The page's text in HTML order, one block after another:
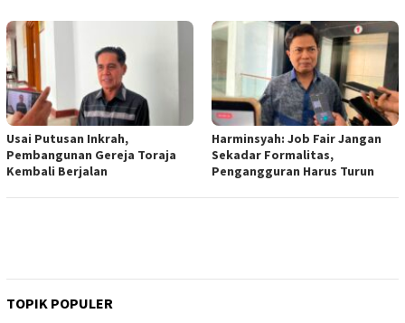
Usai Putusan Inkrah,
Pembangunan Gereja Toraja
Kembali Berjalan
Harminsyah: Job Fair Jangan
Sekadar Formalitas,
Pengangguran Harus Turun
TOPIK POPULER